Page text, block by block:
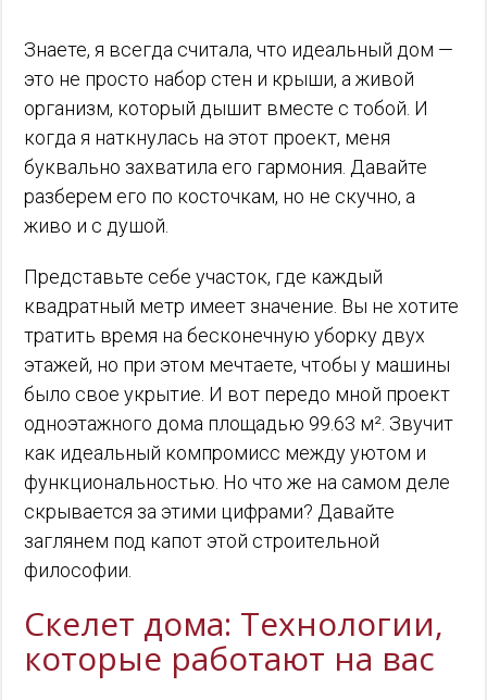
Знаете, я всегда считала, что идеальный дом —
это не просто набор стен и крыши, а живой
организм, который дышит вместе с тобой. И
когда я наткнулась на этот проект, меня
буквально захватила его гармония. Давайте
разберем его по косточкам, но не скучно, а
живо и с душой.
Представьте себе участок, где каждый
квадратный метр имеет значение. Вы не хотите
тратить время на бесконечную уборку двух
этажей, но при этом мечтаете, чтобы у машины
было свое укрытие. И вот передо мной проект
одноэтажного дома площадью 99.63 м². Звучит
как идеальный компромисс между уютом и
функциональностью. Но что же на самом деле
скрывается за этими цифрами? Давайте
заглянем под капот этой строительной
философии.
Скелет дома: Технологии,
которые работают на вас